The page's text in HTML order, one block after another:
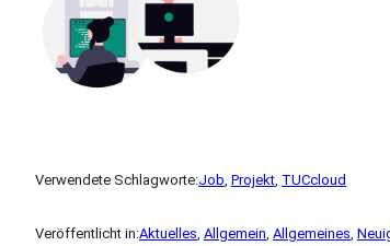
Verwendete Schlagworte:Job Projekt TUCcloud
Veröffentlicht in:Aktuelles Allgemein Allgemeines